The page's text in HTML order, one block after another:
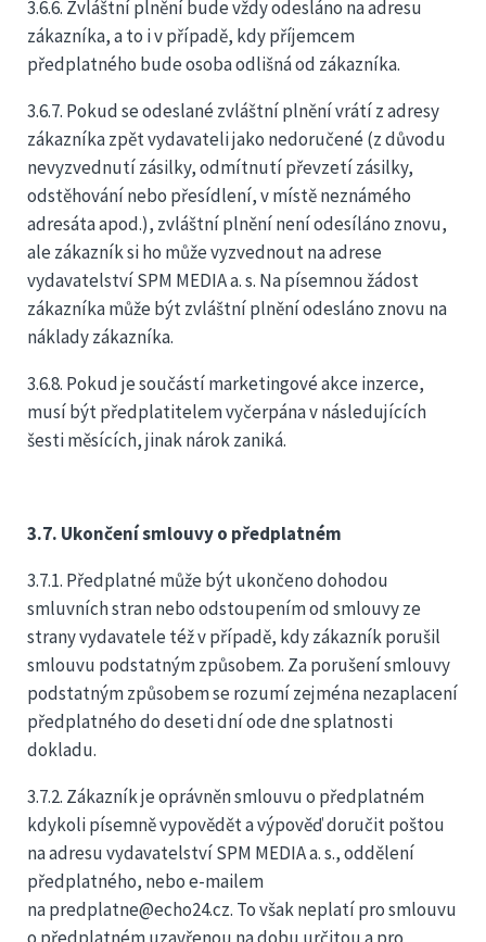
3.6.6. Zvláštní plnění bude vždy odesláno na adresu
zákazníka, a to i v případě, kdy příjemcem
předplatného bude osoba odlišná od zákazníka.
3.6.7. Pokud se odeslané zvláštní plnění vrátí z adresy
zákazníka zpět vydavateli jako nedoručené (z důvodu
nevyzvednutí zásilky, odmítnutí převzetí zásilky,
odstěhování nebo přesídlení, v místě neznámého
adresáta apod.), zvláštní plnění není odesíláno znovu,
ale zákazník si ho může vyzvednout na adrese
vydavatelství SPM MEDIA a. s. Na písemnou žádost
zákazníka může být zvláštní plnění odesláno znovu na
náklady zákazníka.
3.6.8. Pokud je součástí marketingové akce inzerce,
musí být předplatitelem vyčerpána v následujících
šesti měsících, jinak nárok zaniká.
3.7. Ukončení smlouvy o předplatném
3.7.1. Předplatné může být ukončeno dohodou
smluvních stran nebo odstoupením od smlouvy ze
strany vydavatele též v případě, kdy zákazník porušil
smlouvu podstatným způsobem. Za porušení smlouvy
podstatným způsobem se rozumí zejména nezaplacení
předplatného do deseti dní ode dne splatnosti
dokladu.
3.7.2. Zákazník je oprávněn smlouvu o předplatném
kdykoli písemně vypovědět a výpověď doručit poštou
na adresu vydavatelství SPM MEDIA a. s., oddělení
předplatného, nebo e-mailem
na predplatne@echo24.cz. To však neplatí pro smlouvu